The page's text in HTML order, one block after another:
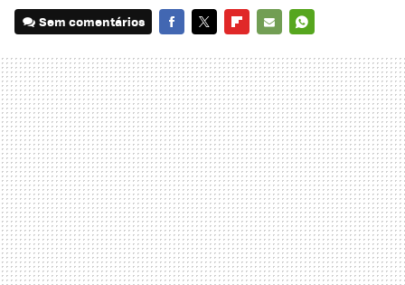
Sem comentários
MAIL